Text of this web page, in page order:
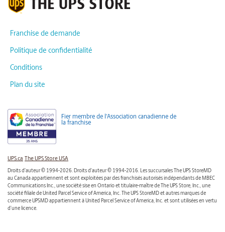
Franchise de demande
Politique de confidentialité
Conditions
Plan du site
Fier membre de l'Association canadienne de
la franchise
UPS.ca The UPS Store USA
Droits d'auteur © 1994-2026. Droits d'auteur © 1994-2016. Les succursales The UPS StoreMD
au Canada appartiennent et sont exploitées par des franchisés autorisés indépendants de MBEC
Communications Inc., une société sise en Ontario et titulaire-maître de The UPS Store, Inc., une
société filiale de United Parcel Service of America, Inc. The UPS StoreMD et autres marques de
commerce UPSMD appartiennent à United Parcel Service of America, Inc. et sont utilisées en vertu
d’une licence.